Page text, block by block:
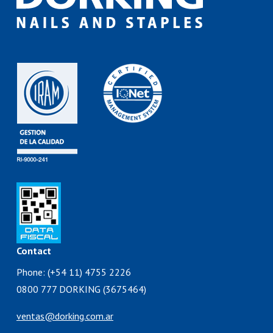
Contact
Phone: (+54 11) 4755 2226
0800 777 DORKING (3675464)
ventas@dorking.com.ar